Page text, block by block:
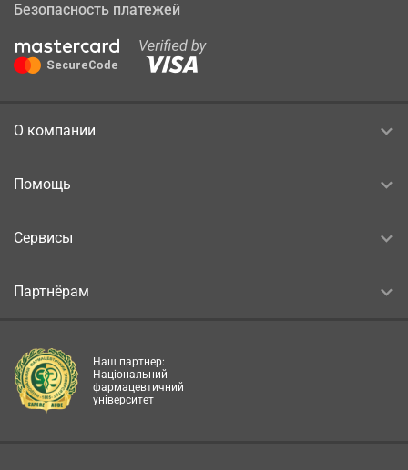
Безопасность платежей
О компании
Помощь
Сервисы
Партнёрам
Наш партнер:
Національний
фармацевтичний
університет